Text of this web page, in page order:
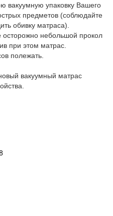
вакуумную упаковку Вашего
предметов (соблюдайте
обивку матраса).
осторожно небольшой прокол
при этом матрас.
полежать.
вакуумный матрас